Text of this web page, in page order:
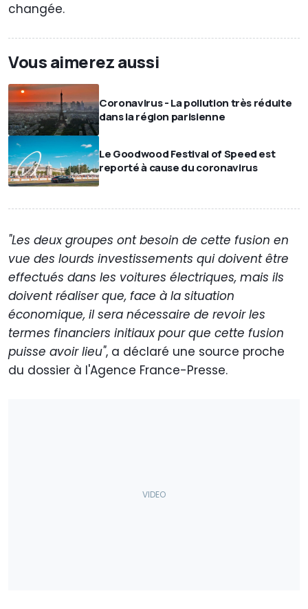
changée.
Vous aimerez aussi
Coronavirus - La pollution très réduite
dans la région parisienne
Le Goodwood Festival of Speed est
reporté à cause du coronavirus
"Les deux groupes ont besoin de cette fusion en
vue des lourds investissements qui doivent être
effectués dans les voitures électriques, mais ils
doivent réaliser que, face à la situation
économique, il sera nécessaire de revoir les
termes financiers initiaux pour que cette fusion
puisse avoir lieu", a déclaré une source proche
du dossier à l'Agence France-Presse.